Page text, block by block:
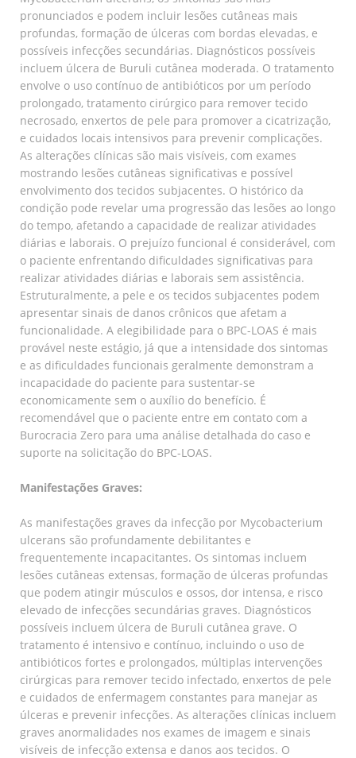
pronunciados e podem incluir lesões cutâneas mais
profundas, formação de úlceras com bordas elevadas, e
possíveis infecções secundárias. Diagnósticos possíveis
incluem úlcera de Buruli cutânea moderada. O tratamento
envolve o uso contínuo de antibióticos por um período
prolongado, tratamento cirúrgico para remover tecido
necrosado, enxertos de pele para promover a cicatrização,
e cuidados locais intensivos para prevenir complicações.
As alterações clínicas são mais visíveis, com exames
mostrando lesões cutâneas significativas e possível
envolvimento dos tecidos subjacentes. O histórico da
condição pode revelar uma progressão das lesões ao longo
do tempo, afetando a capacidade de realizar atividades
diárias e laborais. O prejuízo funcional é considerável, com
o paciente enfrentando dificuldades significativas para
realizar atividades diárias e laborais sem assistência.
Estruturalmente, a pele e os tecidos subjacentes podem
apresentar sinais de danos crônicos que afetam a
funcionalidade. A elegibilidade para o BPC-LOAS é mais
provável neste estágio, já que a intensidade dos sintomas
e as dificuldades funcionais geralmente demonstram a
incapacidade do paciente para sustentar-se
economicamente sem o auxílio do benefício. É
recomendável que o paciente entre em contato com a
Burocracia Zero para uma análise detalhada do caso e
suporte na solicitação do BPC-LOAS.
Manifestações Graves:
As manifestações graves da infecção por Mycobacterium
ulcerans são profundamente debilitantes e
frequentemente incapacitantes. Os sintomas incluem
lesões cutâneas extensas, formação de úlceras profundas
que podem atingir músculos e ossos, dor intensa, e risco
elevado de infecções secundárias graves. Diagnósticos
possíveis incluem úlcera de Buruli cutânea grave. O
tratamento é intensivo e contínuo, incluindo o uso de
antibióticos fortes e prolongados, múltiplas intervenções
cirúrgicas para remover tecido infectado, enxertos de pele
e cuidados de enfermagem constantes para manejar as
úlceras e prevenir infecções. As alterações clínicas incluem
graves anormalidades nos exames de imagem e sinais
visíveis de infecção extensa e danos aos tecidos. O